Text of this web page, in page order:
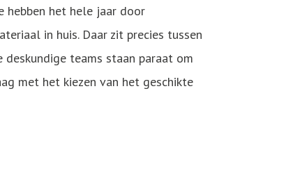
hebben het hele jaar door
in huis. Daar zit precies tussen
teams staan paraat om
met het kiezen van het geschikte